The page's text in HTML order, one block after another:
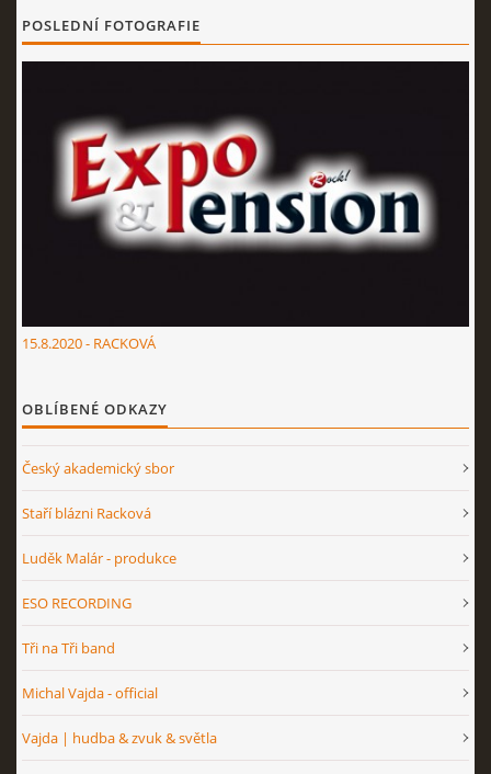
721 468 286
© 2026 eStránky.cz |WebSlice Tisk|Aktualizováno: 3. 8. 2026
Nahoru ↑
POSLEDNÍ FOTOGRAFIE
15.8.2020 - RACKOVÁ
OBLÍBENÉ ODKAZY
Český akademický sbor
Staří blázni Racková
Luděk Malár - produkce
ESO RECORDING
Tři na Tři band
Michal Vajda - official
Vajda | hudba & zvuk & světla